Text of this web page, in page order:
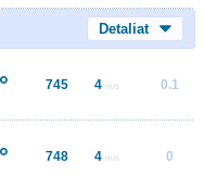
Detaliat
745 4 m/s 0.1
748 4 m/s 0